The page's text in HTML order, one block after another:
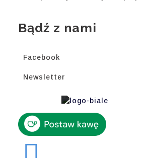
Bądź z nami
Facebook
Newsletter